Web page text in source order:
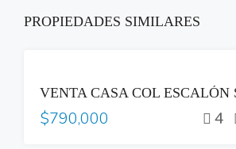
PROPIEDADES SIMILARES
$790,000 4